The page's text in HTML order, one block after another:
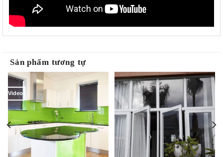
Sản phẩm tương tự
Video